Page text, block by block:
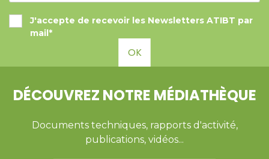
J'accepte de recevoir les Newsletters ATIBT par
mail*
OK
DÉCOUVREZ NOTRE MÉDIATHÈQUE
Documents techniques, rapports d'activité,
publications, vidéos...